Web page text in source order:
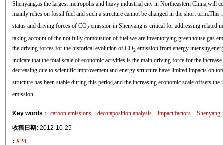
Shenyang,as the largest metropolis and heavy industrial city in Northeastern China,will
mainly relies on fossil fuel and such a structure cannot be changed in the short term.This
status and driving forces of CO2emission in Shenyang is critical for addressing related
taking account of the not fully combustion of fuel,we are inventorying greenhouse gas
the driving forces for the historical evolution of CO2emission from energy
indicate that the total scale of economic activities is the main driving force for the
decreasing due to scientific improvement and energy structure have limited impacts on
structure has been stable during this period,and the increasing economic scale offsets
emission.
Key words ： carbon emissions decomposition analysis impact factors Shenyang
收稿日期: 2012-10-25
: X24